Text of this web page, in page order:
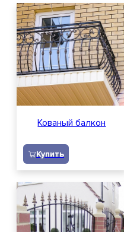
Кованый балкон
Купить